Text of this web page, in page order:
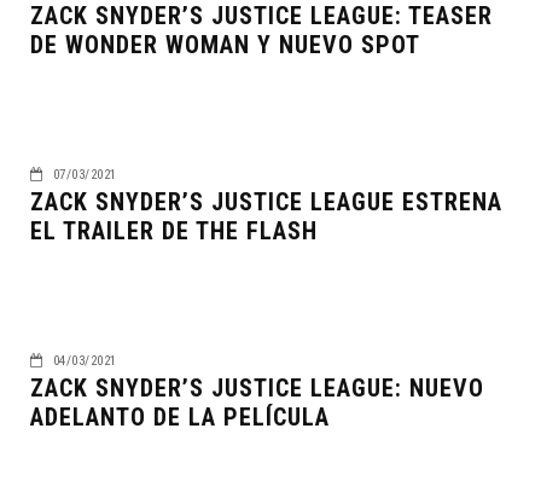
ZACK SNYDER’S JUSTICE LEAGUE: TEASER
DE WONDER WOMAN Y NUEVO SPOT
07/03/2021
ZACK SNYDER’S JUSTICE LEAGUE ESTRENA
EL TRAILER DE THE FLASH
04/03/2021
ZACK SNYDER’S JUSTICE LEAGUE: NUEVO
ADELANTO DE LA PELÍCULA